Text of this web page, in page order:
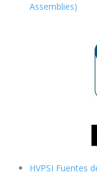
Assemblies)
HVPSI Fuentes